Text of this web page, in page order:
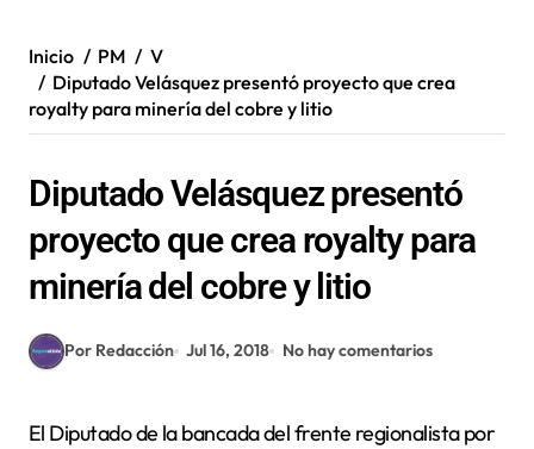
Inicio PM
V
Diputado Velásquez presentó proyecto que crea
royalty para minería del cobre y litio
Diputado Velásquez presentó
proyecto que crea royalty para
minería del cobre y litio
Por Redacción Jul 16, 2018 No hay comentarios
El Diputado de la bancada del frente regionalista por